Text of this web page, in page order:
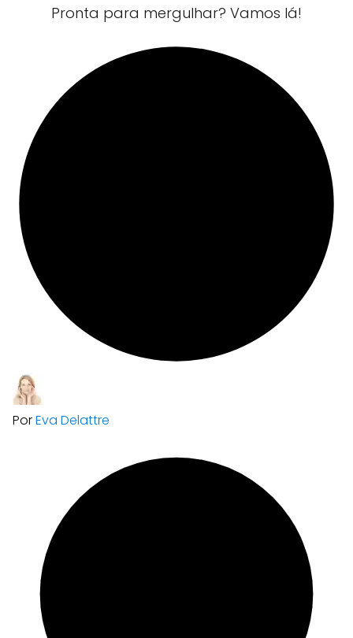
Pronta para mergulhar? Vamos lá!
PorEva Delattre